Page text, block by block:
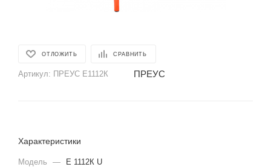
ОТЛОЖИТЬ СРАВНИТЬ
Артикул: ПРЕУС Е1112К ПРЕУС
Характеристики
Модель — Е 1112К U